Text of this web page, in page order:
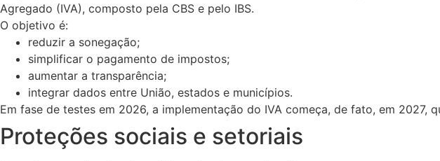
Agregado (IVA), composto pela CBS e pelo IBS.
O objetivo é:
reduzir a sonegação;
simplificar o pagamento de impostos;
aumentar a transparência;
integrar dados entre União, estados e municípios.
Em fase de testes em 2026, a implementação do IVA começa, de fato, em 2027,
Proteções sociais e setoriais